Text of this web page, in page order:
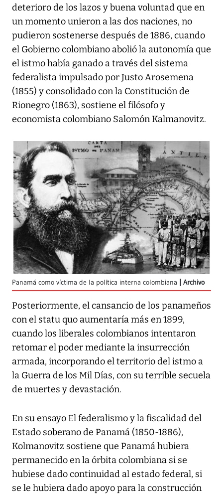
deterioro de los lazos y buena voluntad que en
un momento unieron a las dos naciones, no
pudieron sostenerse después de 1886, cuando
el Gobierno colombiano abolió la autonomía que
el istmo había ganado a través del sistema
federalista impulsado por Justo Arosemena
(1855) y consolidado con la Constitución de
Rionegro (1863), sostiene el filósofo y
economista colombiano Salomón Kalmanovitz.
Panamá como víctima de la política interna colombiana Archivo
Posteriormente, el cansancio de los panameños
con el statu quo aumentaría más en 1899,
cuando los liberales colombianos intentaron
retomar el poder mediante la insurrección
armada, incorporando el territorio del istmo a
la Guerra de los Mil Días, con su terrible secuela
de muertes y devastación.
En su ensayo El federalismo y la fiscalidad del
Estado soberano de Panamá (1850-1886),
Kolmanovitz sostiene que Panamá hubiera
permanecido en la órbita colombiana si se
hubiese dado continuidad al estado federal, si
se le hubiera dado apoyo para la construcción